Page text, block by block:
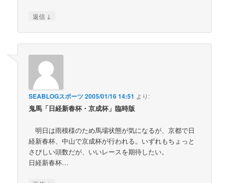
返信 ↓
SEABLOGスポーツ2005/01/16 14:51 より:
鬼馬「日経新春杯・京成杯」臨時版
明日は雨模様のため馬場状態が気になるが、京都で日
経新春杯、中山で京成杯が行われる。いずれもちょっと
さびしい頭数だが、いいレースを期待したい。
日経新春杯…